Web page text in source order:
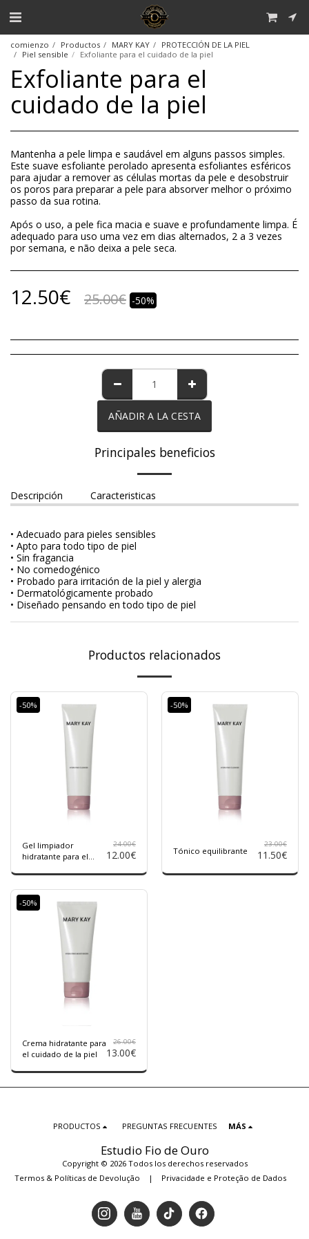
comienzo Productos MARY KAY
PROTECCIÓN DE LA PIEL
Piel sensible
Exfoliante para el cuidado de la piel
Exfoliante para el
cuidado de la piel
Mantenha a pele limpa e saudável em alguns passos simples.
Este suave esfoliante perolado apresenta esfoliantes esféricos
para ajudar a remover as células mortas da pele e desobstruir
os poros para preparar a pele para absorver melhor o próximo
passo da sua rotina.
Após o uso, a pele fica macia e suave e profundamente limpa. É
adequado para uso uma vez em dias alternados, 2 a 3 vezes
por semana, e não deixa a pele seca.
12.50€ 25.00€ -50%
AÑADIR A LA CESTA
Principales beneficios
Descripción Caracteristicas
• Adecuado para pieles sensibles
• Apto para todo tipo de piel
• Sin fragancia
• No comedogénico
• Probado para irritación de la piel y alergia
• Dermatológicamente probado
• Diseñado pensando en todo tipo de piel
Productos relacionados
-50%
Gel limpiador
hidratante para el
24.00€
12.00€
-50%
Tónico equilibrante
23.00€
11.50€
-50%
Crema hidratante para
el cuidado de la piel
26.00€
13.00€
Estudio Fio de Ouro
Copyright © 2026 Todos los derechos reservados
Termos & Políticas de Devolução | Privacidade e Proteção de Dados
PRODUCTOS PREGUNTAS FRECUENTES MÁS